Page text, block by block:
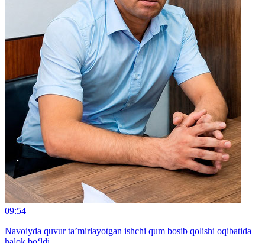
09:54
Navoiyda quvur ta’mirlayotgan ishchi qum bosib qolishi oqibatida